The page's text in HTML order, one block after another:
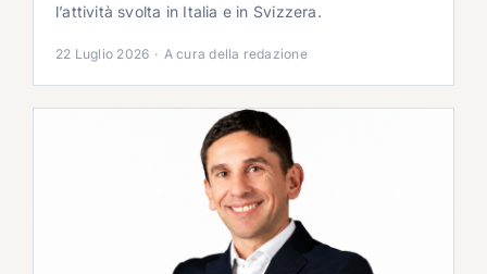
l’attività svolta in Italia e in Svizzera.
22 Luglio 2026 · A cura della redazione